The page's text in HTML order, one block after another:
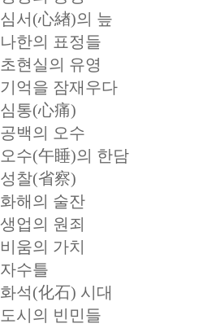
심서(心緖)의 늪
나한의 표정들
초현실의 유영
기억을 잠재우다
심통(心痛)
공백의 오수
오수(午睡)의 한담
성찰(省察)
화해의 술잔
생업의 원죄
비움의 가치
자수틀
화석(化石) 시대
도시의 빈민들